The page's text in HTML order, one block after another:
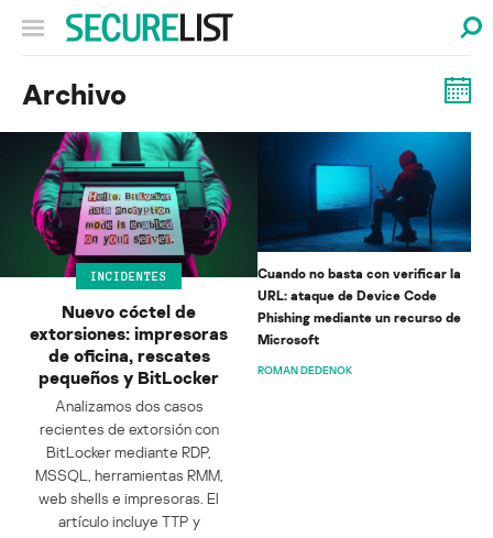
Archivo
INCIDENTES
Nuevo cóctel de
extorsiones: impresoras
de oficina, rescates
pequeños y BitLocker
Analizamos dos casos
recientes de extorsión con
BitLocker mediante RDP,
MSSQL, herramientas RMM,
web shells e impresoras. El
artículo incluye TTP y
Cuando no basta con verificar la
URL: ataque de Device Code
Phishing mediante un recurso de
Microsoft
ROMAN DEDENOK